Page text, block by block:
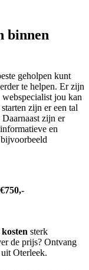
binnen
geholpen kunt
te helpen. Er zijn
jou kan
zijn er een tal
zijn er
en
kosten sterk
de prijs? Ontvang
Oterleek.